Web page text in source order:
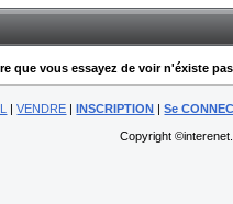
que vous essayez de voir n'éxiste
|VENDRE |INSCRIPTION |Se
Copyright